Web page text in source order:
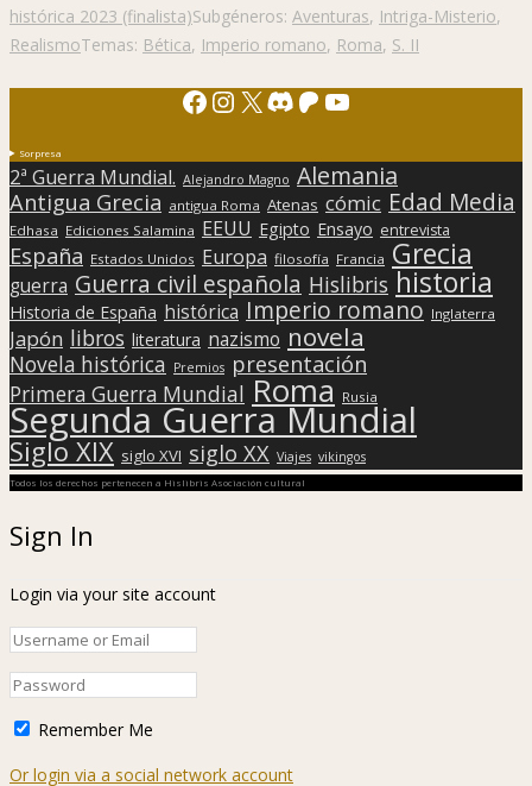
histórica 2023 (finalista)Subgéneros: Aventuras, Intriga-Misterio,
RealismoTemas: Bética, Imperio romano, Roma, S. II
Facebook
Instagram
X Discord
Patreon
YouTube
Sorpresa
2ª Guerra Mundial. Alejandro Magno Alemania
Antigua Grecia antigua Roma Atenas cómic Edad Media
Edhasa Ediciones Salamina EEUU Egipto Ensayo entrevista
España Estados Unidos Europa filosofía Francia Grecia
guerra Guerra civil española Hislibris historia
Historia de España histórica Imperio romano Inglaterra
Japón libros literatura nazismo novela
Novela histórica Premios presentación
Primera Guerra Mundial Roma Rusia
Segunda Guerra Mundial
Siglo XIX siglo XVI siglo XX Viajes vikingos
Todos los derechos pertenecen a Hislibris Asociación cultural
Sign In
Login via your site account
Remember Me
Or login via a social network account